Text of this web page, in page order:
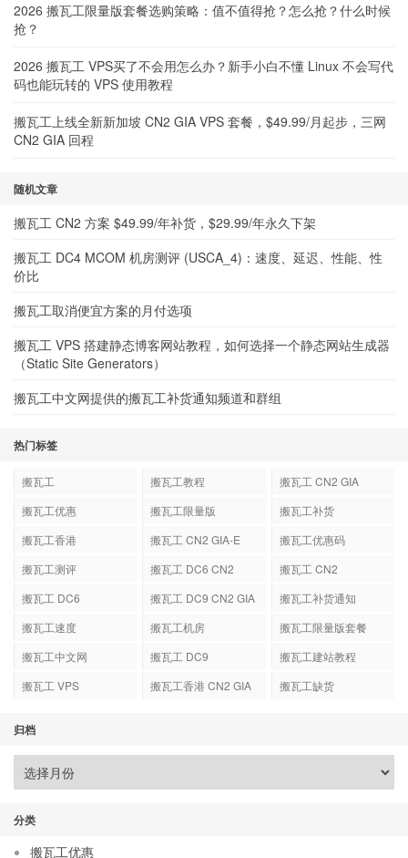
2026 搬瓦工限量版套餐选购策略：值不值得抢？怎么抢？什么时候
抢？
2026 搬瓦工 VPS买了不会用怎么办？新手小白不懂 Linux 不会写代
码也能玩转的 VPS 使用教程
搬瓦工上线全新新加坡 CN2 GIA VPS 套餐，$49.99/月起步，三网
CN2 GIA 回程
随机文章
搬瓦工 CN2 方案 $49.99/年补货，$29.99/年永久下架
搬瓦工 DC4 MCOM 机房测评 (USCA_4)：速度、延迟、性能、性
价比
搬瓦工取消便宜方案的月付选项
搬瓦工 VPS 搭建静态博客网站教程，如何选择一个静态网站生成器
（Static Site Generators）
搬瓦工中文网提供的搬瓦工补货通知频道和群组
热门标签
搬瓦工 搬瓦工教程
搬瓦工 CN2 GIA
搬瓦工优惠
搬瓦工限量版
搬瓦工补货
搬瓦工香港
搬瓦工 CN2 GIA-E
搬瓦工优惠码
搬瓦工测评
搬瓦工 DC6 CN2
搬瓦工 CN2
搬瓦工 DC6
搬瓦工 DC9 CN2 GIA
搬瓦工补货通知
搬瓦工速度
搬瓦工机房
搬瓦工限量版套餐
搬瓦工中文网
搬瓦工 DC9
搬瓦工建站教程
搬瓦工 VPS
搬瓦工香港 CN2 GIA 搬瓦工缺货
归档
分类
搬瓦工优惠